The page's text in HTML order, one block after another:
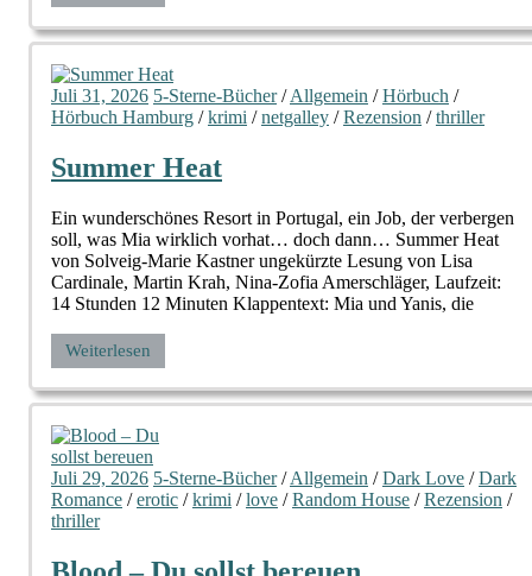
Juli 31, 2026 5-Sterne-Bücher/Allgemein /Hörbuch /
Hörbuch Hamburg /krimi /netgalley /Rezension /thriller
Summer Heat
Ein wunderschönes Resort in Portugal, ein Job, der verbergen
soll, was Mia wirklich vorhat… doch dann… Summer Heat
von Solveig-Marie Kastner ungekürzte Lesung von Lisa
Cardinale, Martin Krah, Nina-Zofia Amerschläger, Laufzeit:
14 Stunden 12 Minuten Klappentext: Mia und Yanis, die
Weiterlesen
Juli 29, 2026 5-Sterne-Bücher/Allgemein /Dark Love /Dark
Romance /erotic /krimi /love /Random House /Rezension /
thriller